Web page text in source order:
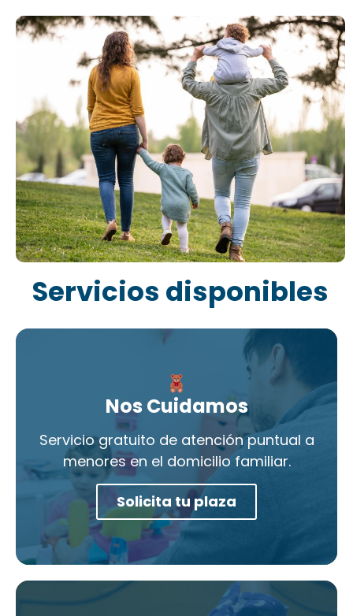
Servicios disponibles
Nos Cuidamos
Servicio gratuito de atención puntual a
menores en el domicilio familiar.
Solicita tu plaza